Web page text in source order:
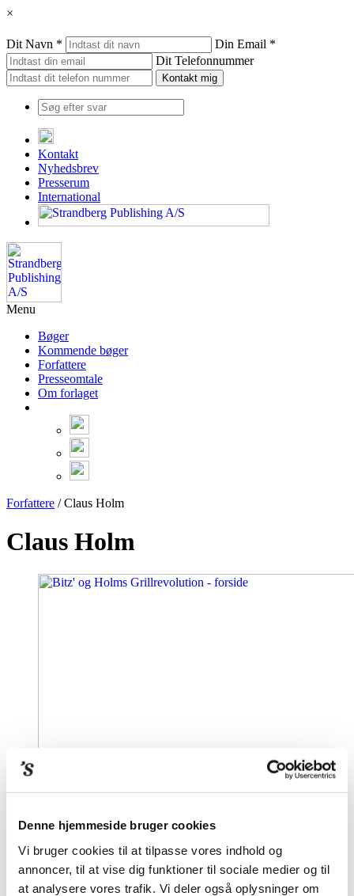
Denne hjemmeside bruger cookies
Vi bruger cookies til at tilpasse vores indhold og
annoncer, til at vise dig funktioner til sociale medier og til
at analysere vores trafik. Vi deler også oplysninger om
×
Dit Navn *
Din Email *
Dit Telefonnummer
Kontakt
Nyhedsbrev
Presserum
International
Menu
Bøger
Kommende bøger
Forfattere
Presseomtale
Om forlaget
Forfattere / Claus Holm
Claus Holm